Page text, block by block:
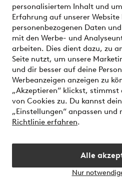
personalisiertem Inhalt und
Erfahrung auf unserer
personenbezogenen Daten
mit den Werbe- und
arbeiten. Dies dient dazu, zu
Seite nutzt, um unsere
und dir besser auf deine
Werbeanzeigen anzeigen zu
„Akzeptieren“ klickst, stimmst
von Cookies zu. Du kannst
„Einstellungen“ anpassen und
Richtlinie erfahren.
Alle
Nur
Sichere Zahlungen - Jetzt
Möchtest du